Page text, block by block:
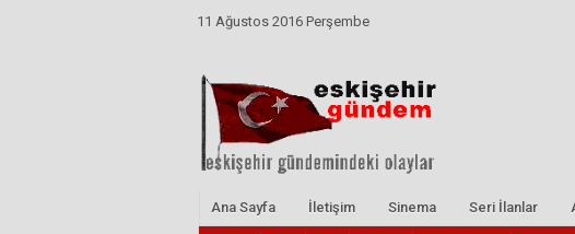
11 Ağustos 2016 Perşembe
Ana Sayfa İletişim Sinema Seri İlanlar